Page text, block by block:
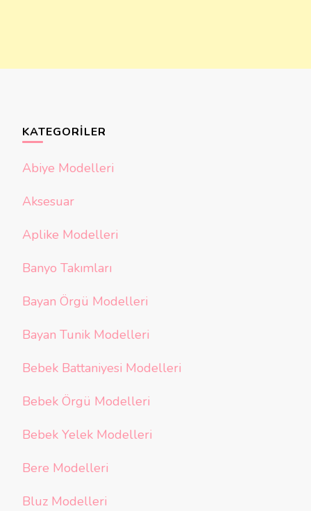
KATEGORILER
Abiye Modelleri
Aksesuar
Aplike Modelleri
Banyo Takımları
Bayan Örgü Modelleri
Bayan Tunik Modelleri
Bebek Battaniyesi Modelleri
Bebek Örgü Modelleri
Bebek Yelek Modelleri
Bere Modelleri
Bluz Modelleri